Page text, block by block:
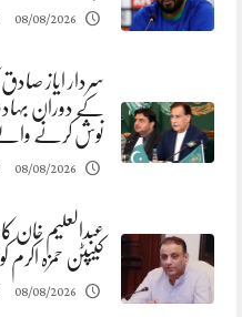
08/08/2026
سردار ایاز صادق
کے دوران
نوش کرنے والے
08/08/2026
عبدالعلیم
کیپٹن حمزہ اکرم
08/08/2026